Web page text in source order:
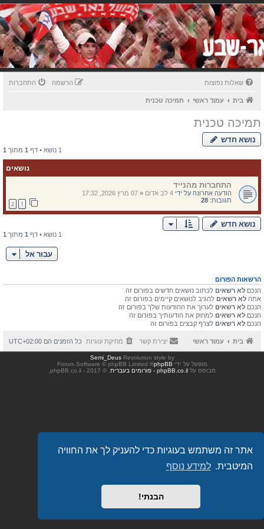
אתר זה משתמש בעוגיות כדי להעניק לך את החוויה
המיטבית. למידע נוסף
הבנתי!
שאלות נפוצות התחברות הרשמה
בית עמוד ראשי תמיכה טכנית
תמיכה טכנית
נושא חדש
1 נושא • דף 1 מתוך 1
נושאים
התחברות מהנייד
הודעה אחרונה על ידי 4 לב אדום « 07 מרץ 2026, 17:32
תגובות: 28
1
2
נושא חדש
1 נושא • דף 1 מתוך 1
עבור אל
הרשאות הפורום
הנכם לא רשאים לכתוב נושאים חדשים בפורום זה
אתה לא רשאים להגיב לנושאים קיימים בפורום זה
הנכם לא רשאים לערוך את ההודעות שלך בפורום זה
הנכם לא רשאים למחוק את הודעותיך בפורום זה
הנכם לא רשאים לצרף קבצים בפורום זה
בית עמוד ראשי כל הזמנים הם UTC+02:00 מחיקת עוגיות יצירת קשר
Revolution style by
Semi_Deus
מופעל על ידי phpBB
® Forum Software © phpBB Limited
מבוסס על phpBB.co.il - פורומים בעברית . © 2017 - phpBB.co.il.